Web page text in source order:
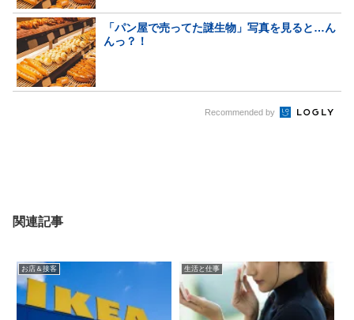
「パン屋で売ってた謎生物」写真を見ると…ん
んっ？！
Recommended by
関連記事
お店＆接客 生活と仕事